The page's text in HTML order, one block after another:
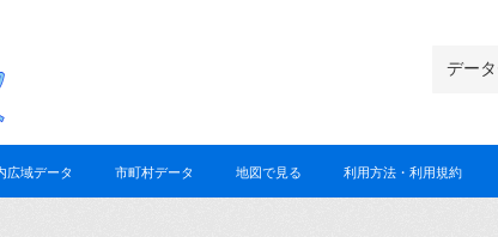
広域データ 市町村データ 地図で見る 利用方法・利用規約